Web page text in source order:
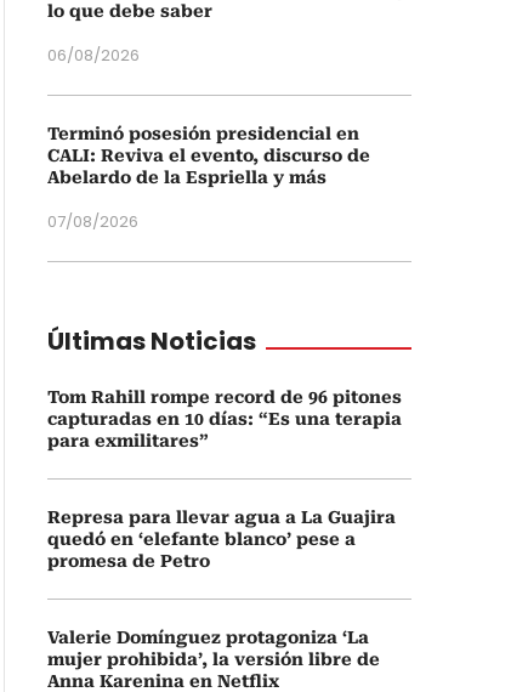
lo que debe saber
06/08/2026
Terminó posesión presidencial en
CALI: Reviva el evento, discurso de
Abelardo de la Espriella y más
07/08/2026
Últimas Noticias
Tom Rahill rompe record de 96 pitones
capturadas en 10 días: “Es una terapia
para exmilitares”
Represa para llevar agua a La Guajira
quedó en ‘elefante blanco’ pese a
promesa de Petro
Valerie Domínguez protagoniza ‘La
mujer prohibida’, la versión libre de
Anna Karenina en Netflix